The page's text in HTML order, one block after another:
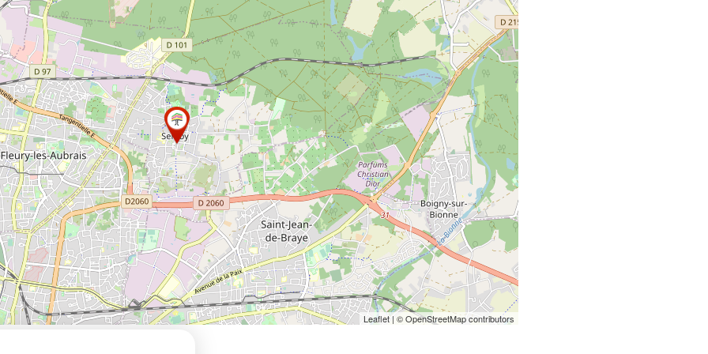
Leaflet| © OpenStreetMap contributors